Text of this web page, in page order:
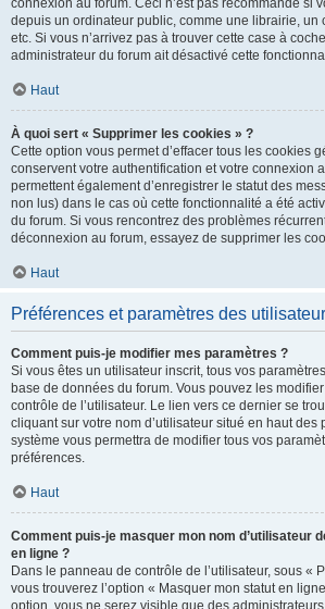
connexion au forum. Ceci n’est pas recommandé si
depuis un ordinateur public, comme une librairie, un
etc. Si vous n’arrivez pas à trouver cette case à
administrateur du forum ait désactivé cette
Haut
À quoi sert « Supprimer les cookies » ?
Cette option vous permet d’effacer tous les cookies
conservent votre authentification et votre connexion
permettent également d’enregistrer le statut des
non lus) dans le cas où cette fonctionnalité a été
du forum. Si vous rencontrez des problèmes
déconnexion au forum, essayez de supprimer les
Haut
Préférences et paramètres des
Comment puis-je modifier mes paramètres ?
Si vous êtes un utilisateur inscrit, tous vos
base de données du forum. Vous pouvez les
contrôle de l’utilisateur. Le lien vers ce dernier se
cliquant sur votre nom d’utilisateur situé en haut des
système vous permettra de modifier tous vos
préférences.
Haut
Comment puis-je masquer mon nom d’utilisateur
en ligne ?
Dans le panneau de contrôle de l’utilisateur, sous «
vous trouverez l’option « Masquer mon statut en
option, vous ne serez visible que des